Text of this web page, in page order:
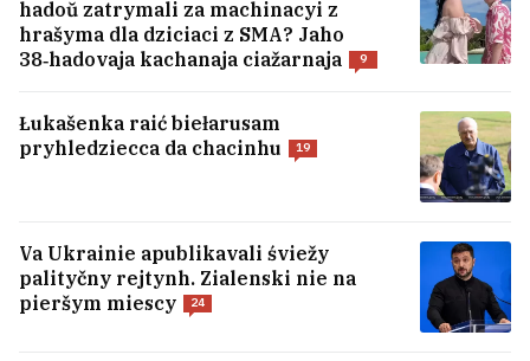
hadoŭ zatrymali za machinacyi z
hrašyma dla dziciaci z SMA? Jaho
38‑hadovaja kachanaja ciažarnaja
9
Łukašenka raić biełarusam
pryhledziecca da chacinhu
19
Va Ukrainie apublikavali śviežy
palityčny rejtynh. Zialenski nie na
pieršym miescy
24